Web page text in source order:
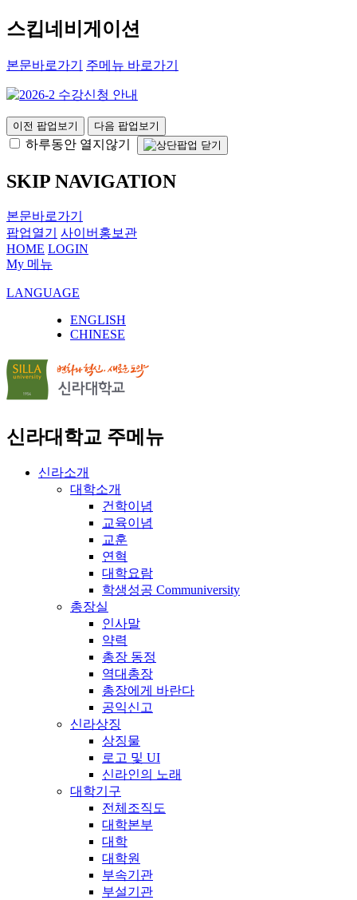
스킵네비게이션
본문바로가기 주메뉴 바로가기
이전 팝업보기 다음 팝업보기
하루동안 열지않기
SKIP NAVIGATION
본문바로가기
팝업열기
사이버홍보관
HOME LOGIN
My 메뉴
LANGUAGE
ENGLISH
CHINESE
신라대학교 주메뉴
신라소개
대학소개
건학이념
교육이념
교훈
연혁
대학요람
학생성공 Communiversity
총장실
인사말
약력
총장 동정
역대총장
총장에게 바란다
공익신고
신라상징
상징물
로고 및 UI
신라인의 노래
대학기구
전체조직도
대학본부
대학
대학원
부속기관
부설기관